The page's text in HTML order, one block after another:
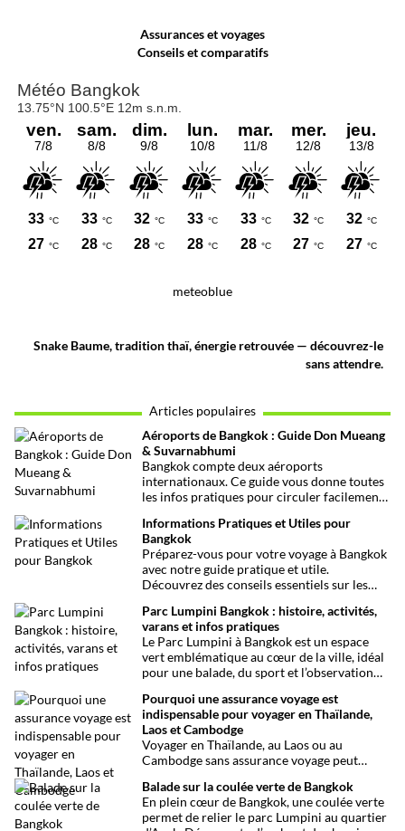
Assurances et voyages
Conseils et comparatifs
meteoblue
Snake Baume, tradition thaï, énergie retrouvée — découvrez-le
sans attendre.
Articles populaires
Aéroports de Bangkok : Guide Don Mueang
& Suvarnabhumi
Bangkok compte deux aéroports
internationaux. Ce guide vous donne toutes
les infos pratiques pour circuler facilement
centre-ville.
Informations Pratiques et Utiles pour
Bangkok
Préparez-vous pour votre voyage à Bangkok
avec notre guide pratique et utile.
Découvrez des conseils essentiels sur les
transports et bien plus encore pour rendre
votre séjour aussi facile que possible.
Parc Lumpini Bangkok : histoire, activités,
varans et infos pratiques
Le Parc Lumpini à Bangkok est un espace
vert emblématique au cœur de la ville, idéal
pour une balade, du sport et l’observation
Pourquoi une assurance voyage est
indispensable pour voyager en Thaïlande,
Laos et Cambodge
Voyager en Thaïlande, au Laos ou au
Cambodge sans assurance voyage peut
maladies ou perte de bagages sont des
imprévus fréquents en Asie du Sud-Est.
Découvrez pourquoi une assurance voyage
Balade sur la coulée verte de Bangkok
En plein cœur de Bangkok, une coulée verte
permet de relier le parc Lumpini au quartier